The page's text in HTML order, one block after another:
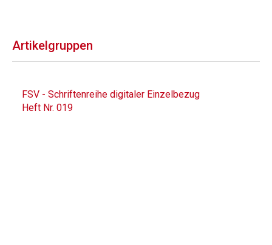
Artikelgruppen
FSV - Schriftenreihe digitaler Einzelbezug
Heft Nr. 019